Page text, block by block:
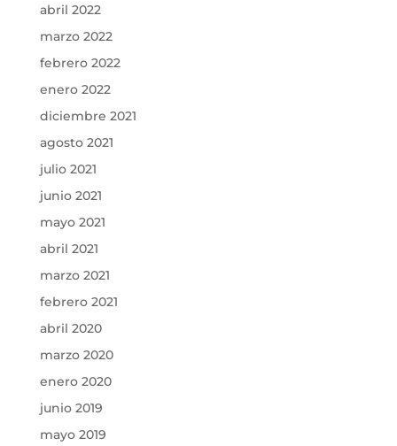
abril 2022
marzo 2022
febrero 2022
enero 2022
diciembre 2021
agosto 2021
julio 2021
junio 2021
mayo 2021
abril 2021
marzo 2021
febrero 2021
abril 2020
marzo 2020
enero 2020
junio 2019
mayo 2019